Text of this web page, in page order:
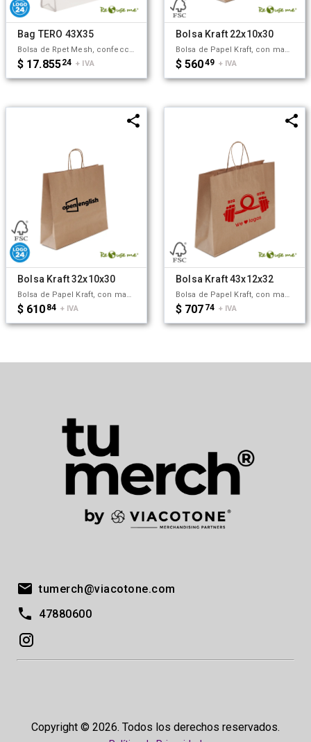
Bag TERO 43X35
Bolsa de Rpet Mesh, confeccionada a partir de botellas recicladas. Capacidad: 24 Lts. Medidas: 43 x 15 x 35 cm. ReUseMe. El logueo realizado en serigrafía puede presentar leves variaciones de color respecto al diseño original, propias del proceso de impresión.
$ 17.85524 + IVA
Bolsa Kraft 22x10x30
Bolsa de Papel Kraft, con manijas trenzadas. Están confeccionadas en papel sustentable con Certificación FSC, lo cual garantiza el Manejo Responsable de Bosques y Espacios Forestales. Medidas: 22x10x30 cm. Capacidad:9.6 L. ReUseMe.
$ 56049 + IVA
Bolsa Kraft 32x10x30
$ 61084 + IVA
Bolsa Kraft 43x12x32
$ 70774 + IVA
tumerch@viacotone.com
47880600
Copyright © 2026. Todos los derechos reservados.